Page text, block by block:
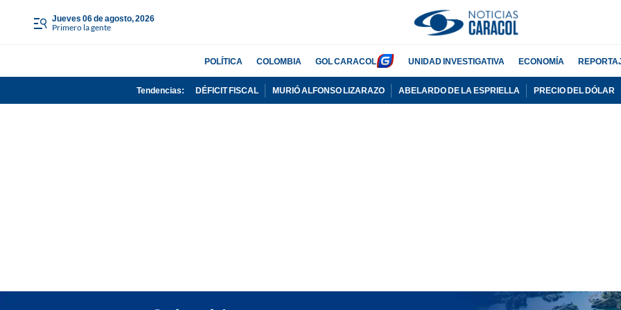
jueves 06 de agosto, 2026
Primero la gente
POLÍTICA COLOMBIA GOL CARACOL UNIDAD INVESTIGATIVA ECONOMÍA
Tendencias: DÉFICIT FISCAL MURIÓ ALFONSO LIZARAZO ABELARDO DE LA ESPRIELLA PRECIO DEL DÓLAR